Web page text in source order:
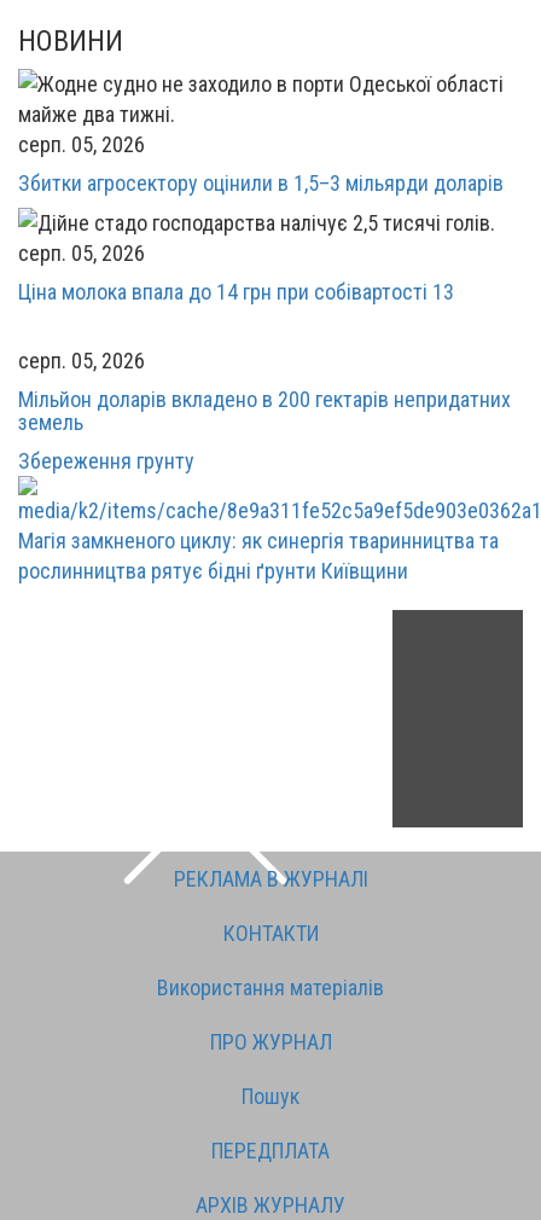
НОВИНИ
серп. 05, 2026
Збитки агросектору оцінили в 1,5–3 мільярди доларів
серп. 05, 2026
Ціна молока впала до 14 грн при собівартості 13
серп. 05, 2026
Мільйон доларів вкладено в 200 гектарів непридатних
земель
Збереження грунту
Магія замкненого циклу: як синергія тваринництва та
рослинництва рятує бідні ґрунти Київщини
РЕКЛАМА В ЖУРНАЛІ
КОНТАКТИ
Використання матеріалів
ПРО ЖУРНАЛ
Пошук
ПЕРЕДПЛАТА
АРХІВ ЖУРНАЛУ